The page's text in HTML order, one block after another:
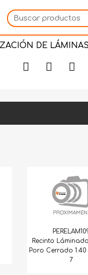
DE LÁMINAS
Recinto
Poro Cerrado 1.40
7